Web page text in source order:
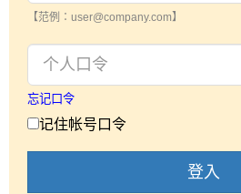
【范例：user@company.com】
忘记口令
记住帐号口令
登入